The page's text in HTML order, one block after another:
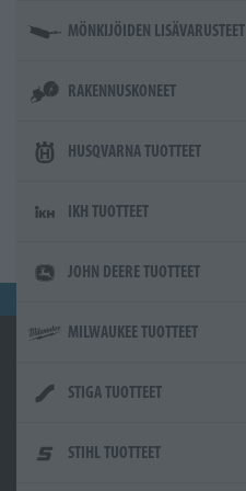
MÖNKIJÖIDEN LISÄVARUSTEET
RAKENNUSKONEET
HUSQVARNA TUOTTEET
IKH TUOTTEET
JOHN DEERE TUOTTEET
MILWAUKEE TUOTTEET
STIGA TUOTTEET
STIHL TUOTTEET